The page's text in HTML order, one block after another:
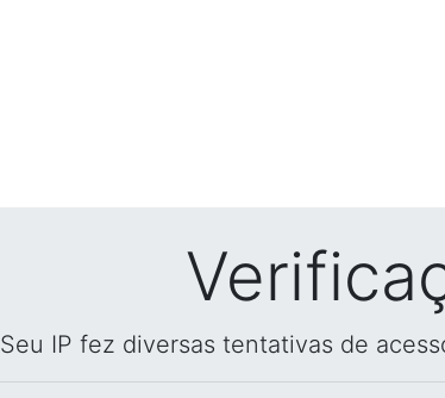
Seu IP fez diversas tentativas de